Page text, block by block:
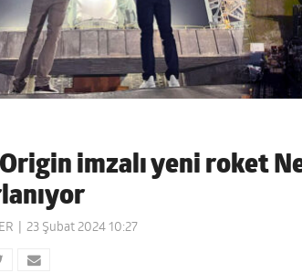
imzalı yeni roket
23 Şubat 2024 10:27